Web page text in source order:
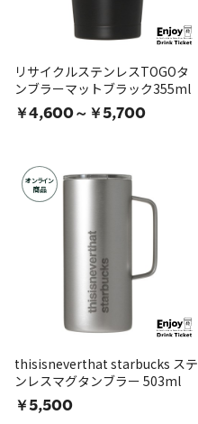
リサイクルステンレスTOGOタ
ンブラーマットブラック355ml
￥4,600～￥5,700
オンライン
商品
thisisneverthat starbucks ステ
ンレスマグタンブラー 503ml
￥5,500